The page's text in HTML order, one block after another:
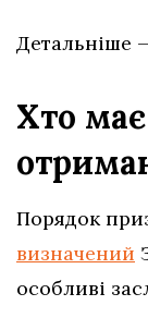
Детальніше
Хто
Порядок
визначений
особливі